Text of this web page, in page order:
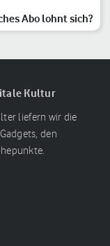
Abo lohnt sich?
Kultur
liefern wir die
den